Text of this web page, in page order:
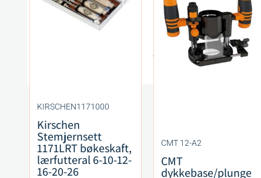
KIRSCHEN1171000
Kirschen
Stemjernsett
1171LRT bøkeskaft,
lærfutteral 6-10-12-
16-20-26
CMT 12-A2
CMT
dykkebase/plunge